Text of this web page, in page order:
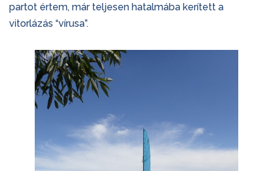
partot értem, már teljesen hatalmába kerített a
vitorlázás “vírusa”.